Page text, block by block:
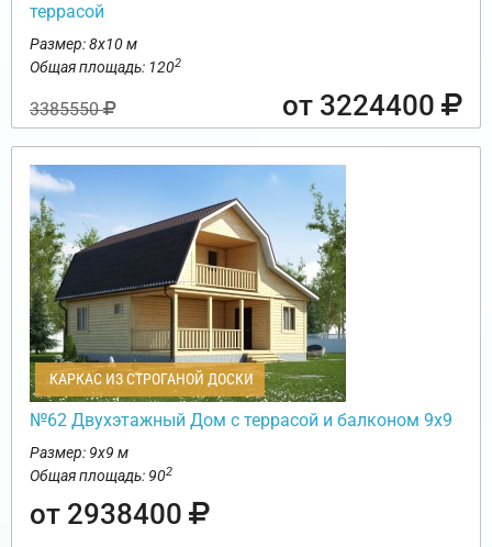
террасой
Размер: 8х10 м
Общая площадь: 1202
3385550 от 3224400
КАРКАС ИЗ СТРОГАНОЙ ДОСКИ
№62 Двухэтажный Дом с террасой и балконом 9х9
Размер: 9х9 м
Общая площадь: 902
от 2938400